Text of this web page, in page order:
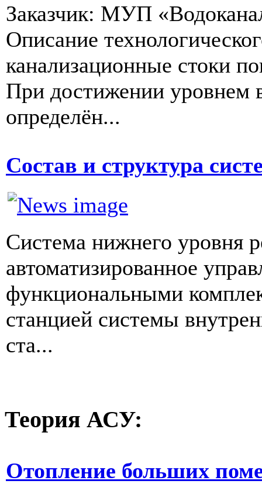
Заказчик: МУП
Описание
канализационные стоки
При достижении уровнем
определён...
Состав и структура
Система нижнего уровня
автоматизированное
функциональными
станцией системы
ста...
Теория АСУ:
Отопление больших